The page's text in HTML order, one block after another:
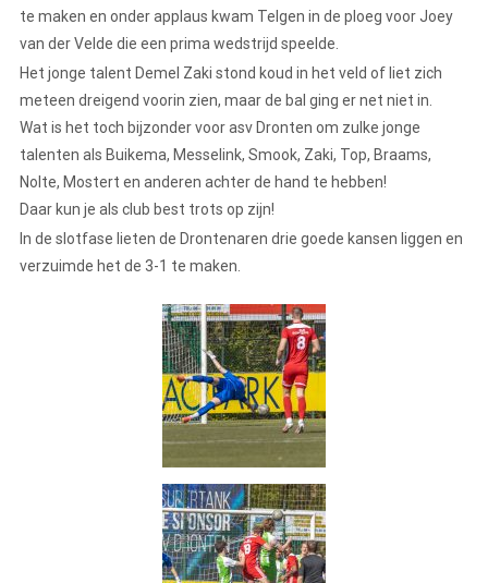
te maken en onder applaus kwam Telgen in de ploeg voor Joey
van der Velde die een prima wedstrijd speelde.
Het jonge talent Demel Zaki stond koud in het veld of liet zich
meteen dreigend voorin zien, maar de bal ging er net niet in.
Wat is het toch bijzonder voor asv Dronten om zulke jonge
talenten als Buikema, Messelink, Smook, Zaki, Top, Braams,
Nolte, Mostert en anderen achter de hand te hebben!
Daar kun je als club best trots op zijn!
In de slotfase lieten de Drontenaren drie goede kansen liggen en
verzuimde het de 3-1 te maken.